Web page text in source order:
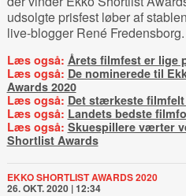
udsolgte prisfest løber af
live-blogger René Fredensborg.
Læs også: Årets filmfest er lige
Læs også: De nominerede til
Awards 2020
Læs også: Det stærkeste
Læs også: Landets bedste
Læs også: Skuespillere værter
Shortlist Awards
EKKO SHORTLIST AWARDS 2020
26. OKT. 2020 | 12:34